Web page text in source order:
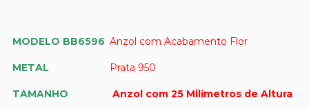
MODELO BB6596 Anzol com Acabamento Flor
METAL Prata 950
TAMANHO Anzol com 25 Milímetros de Altura